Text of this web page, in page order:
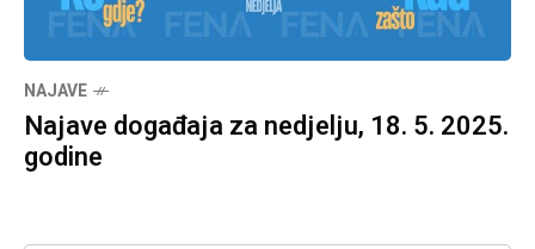
NAJAVE
Najave događaja za nedjelju, 18. 5. 2025.
godine